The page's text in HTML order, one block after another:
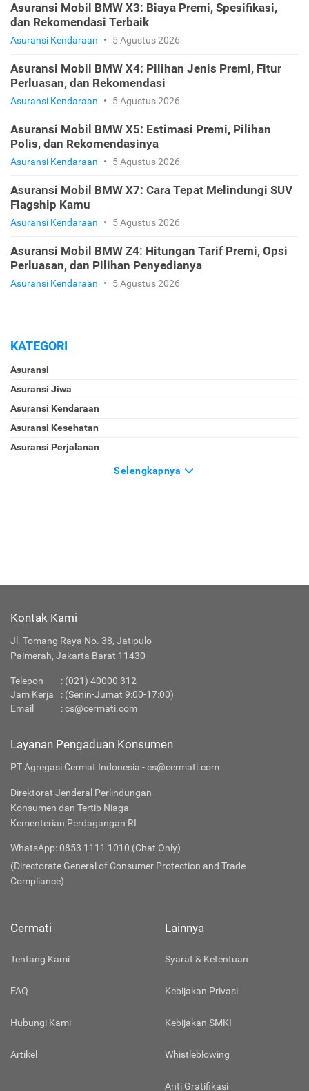
Asuransi Mobil BMW X3: Biaya Premi, Spesifikasi,
dan Rekomendasi Terbaik
Asuransi Kendaraan • 5 Agustus 2026
Asuransi Mobil BMW X4: Pilihan Jenis Premi, Fitur
Perluasan, dan Rekomendasi
Asuransi Kendaraan • 5 Agustus 2026
Asuransi Mobil BMW X5: Estimasi Premi, Pilihan
Polis, dan Rekomendasinya
Asuransi Kendaraan • 5 Agustus 2026
Asuransi Mobil BMW X7: Cara Tepat Melindungi SUV
Flagship Kamu
Asuransi Kendaraan • 5 Agustus 2026
Asuransi Mobil BMW Z4: Hitungan Tarif Premi, Opsi
Perluasan, dan Pilihan Penyedianya
Asuransi Kendaraan • 5 Agustus 2026
KATEGORI
Asuransi
Asuransi Jiwa
Asuransi Kendaraan
Asuransi Kesehatan
Asuransi Perjalanan
Selengkapnya
Kontak Kami
Jl. Tomang Raya No. 38, Jatipulo
Palmerah, Jakarta Barat 11430
Telepon : (021) 40000 312
Jam Kerja
: (Senin-Jumat 9:00-17:00)
Email
:cs@cermati.com
Layanan Pengaduan Konsumen
PT Agregasi Cermat Indonesia - cs@cermati.com
Direktorat Jenderal Perlindungan
Konsumen dan Tertib Niaga
Kementerian Perdagangan RI
WhatsApp: 0853 1111 1010 (Chat Only)
(Directorate General of Consumer Protection and Trade
Compliance)
Cermati
Tentang Kami
FAQ
Hubungi Kami
Artikel
Lainnya
Syarat & Ketentuan
Kebijakan Privasi
Kebijakan SMKI
Whistleblowing
Anti Gratifikasi